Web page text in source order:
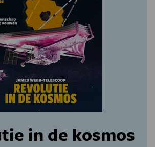
in de kosmos